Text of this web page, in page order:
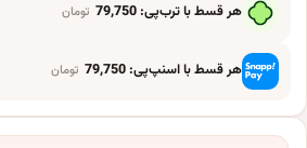
هر قسط با ترب‌پی:79,750 تومان
هر قسط با اسنپ‌پی:79,750 تومان